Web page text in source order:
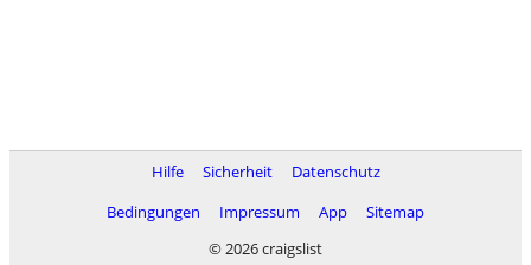
Hilfe Sicherheit
Datenschutz
Bedingungen
Impressum App
Sitemap
© 2026 craigslist